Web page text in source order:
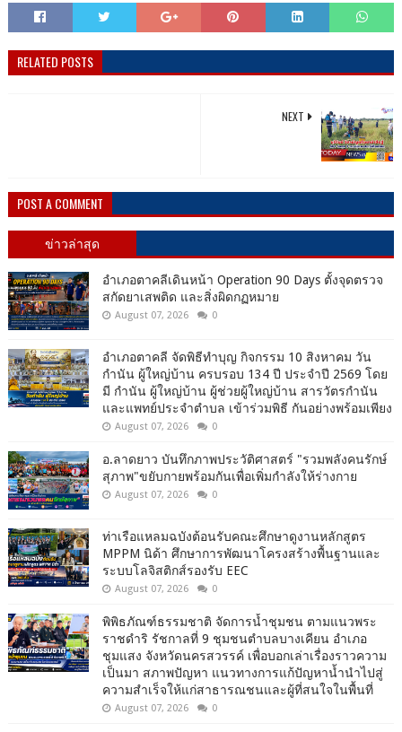
RELATED POSTS
NEXT
POST A COMMENT
ข่าวล่าสุด
อำเภอตาคลีเดินหน้า Operation 90 Days ตั้งจุดตรวจ
สกัดยาเสพติด และสิ่งผิดกฏหมาย
August 07, 2026 0
อำเภอตาคลี จัดพิธีทำบุญ กิจกรรม 10 สิงหาคม วัน
กำนัน ผู้ใหญ่บ้าน ครบรอบ 134 ปี ประจำปี 2569 โดย
มี กำนัน ผู้ใหญ่บ้าน ผู้ช่วยผู้ใหญ่บ้าน สารวัตรกำนัน
และแพทย์ประจำตำบล เข้าร่วมพิธี กันอย่างพร้อมเพียง
August 07, 2026 0
อ.ลาดยาว บันทึกภาพประวัติศาสตร์ "รวมพลังคนรักษ์
สุภาพ"ขยับกายพร้อมกันเพื่อเพิ่มกำลังให้ร่างกาย
August 07, 2026 0
ท่าเรือแหลมฉบังต้อนรับคณะศึกษาดูงานหลักสูตร
MPPM นิด้า ศึกษาการพัฒนาโครงสร้างพื้นฐานและ
ระบบโลจิสติกส์รองรับ EEC
August 07, 2026 0
พิพิธภัณฑ์ธรรมชาติ จัดการน้ำชุมชน ตามแนวพระ
ราชดำริ รัชกาลที่ 9 ชุมชนตำบลบางเคียน อำเภอ
ชุมแสง จังหวัดนครสวรรค์ เพื่อบอกเล่าเรื่องราวความ
เป็นมา สภาพปัญหา แนวทางการแก้ปัญหาน้ำนำไปสู่
ความสำเร็จให้แก่สาธารณชนและผู้ที่สนใจในพื้นที่
August 07, 2026 0